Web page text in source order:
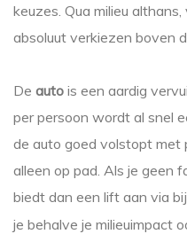
keuzes. Qua milieu
absoluut verkiezen boven
De auto is een aardig
per persoon wordt al snel
de auto goed volstopt met
alleen op pad. Als je geen
biedt dan een lift aan via
je behalve je milieuimpact